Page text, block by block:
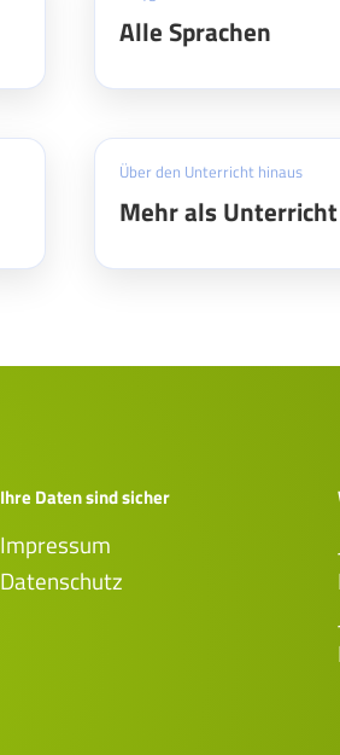
Alle Sprachen
Über den Unterricht hinaus
Mehr als Unterricht
Ihre Daten sind sicher
Impressum
Datenschutz